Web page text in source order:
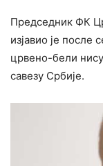
Председник ФК
изјавио је после
црвено-бели
савезу Србије.